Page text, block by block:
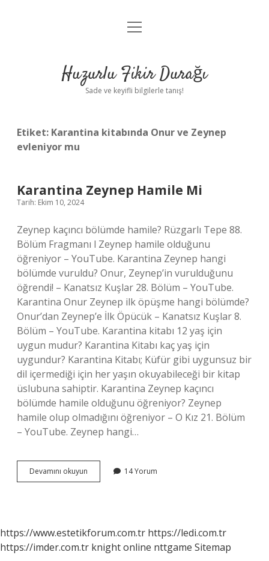
Anasayfa
Yasal Uyarı
menüyü
Huzurlu Fikir Durağı
Sade ve keyifli bilgilerle tanış!
Etiket: Karantina kitabında Onur ve Zeynep
evleniyor mu
Karantina Zeynep Hamile Mi
Tarih: Ekim 10, 2024
Zeynep kaçıncı bölümde hamile? Rüzgarlı Tepe 88.
Bölüm Fragmanı l Zeynep hamile olduğunu
öğreniyor – YouTube. Karantina Zeynep hangi
bölümde vuruldu? Onur, Zeynep’in vurulduğunu
öğrendi! – Kanatsız Kuşlar 28. Bölüm – YouTube.
Karantina Onur Zeynep ilk öpüşme hangi bölümde?
Onur’dan Zeynep’e İlk Öpücük – Kanatsız Kuşlar 8.
Bölüm – YouTube. Karantina kitabı 12 yaş için
uygun mudur? Karantina Kitabı kaç yaş için
uygundur? Karantina Kitabı; Küfür gibi uygunsuz bir
dil içermediği için her yaşın okuyabileceği bir kitap
üslubuna sahiptir. Karantina Zeynep kaçıncı
bölümde hamile olduğunu öğreniyor? Zeynep
hamile olup olmadığını öğreniyor – O Kız 21. Bölüm
– YouTube. Zeynep hangi…
Devamını okuyun Karantina
Zeynep
14 Yorum
https://www.estetikforum.com.tr https://ledi.com.tr
https://imder.com.tr knight online nttgame Sitemap